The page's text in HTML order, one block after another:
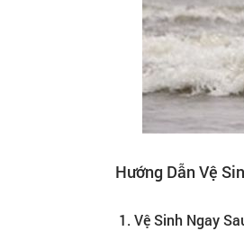
Hướng Dẫn Vệ
1. Vệ Sinh Ngay